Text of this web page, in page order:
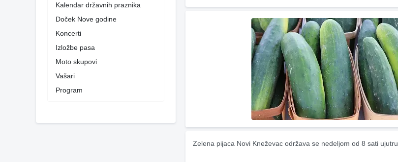
Kalendar državnih praznika
Doček Nove godine
Koncerti
Izložbe pasa
Moto skupovi
Vašari
Program
Zelena pijaca Novi Kneževac održava se nedeljom od 8 sati ujutru.